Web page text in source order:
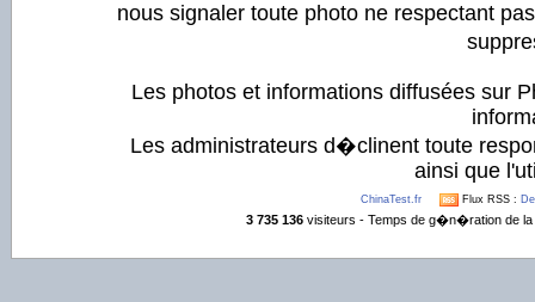
nous signaler toute photo ne respectant
Les photos et informations diffusées sur
Les administrateurs d�clinent toute
ainsi que
ChinaTest.fr Flux RSS :
3 735 136visiteurs - Temps de g�n�ration de